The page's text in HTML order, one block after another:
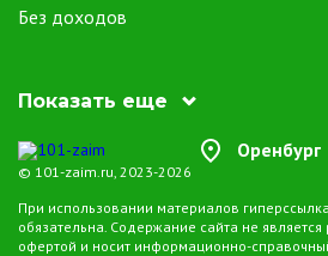
Осторожность при
минут в Оренбурге
Несмотря на многочисленные
выбору сервиса микрозаймов с
заявки уделите внимание репутации
клиентов и внимательно изучите условия
Без доходов
Показать еще
Оренбург
© 101-zaim.ru, 2023-2026
При использовании материалов
обязательна. Содержание сайта не
офертой и носит информационно-